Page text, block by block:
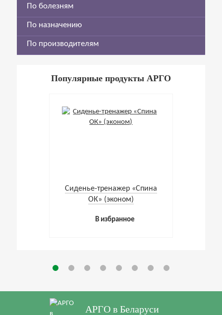
По болезням
По назначению
По производителям
Популярные продукты АРГО
Cиденье-тренажер «Спина
ОК» (эконом)
В избранное
АРГО в Беларуси